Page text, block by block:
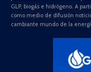
GLP, biogás e hidrógeno. A
como medio de difusión
cambiante mundo de la